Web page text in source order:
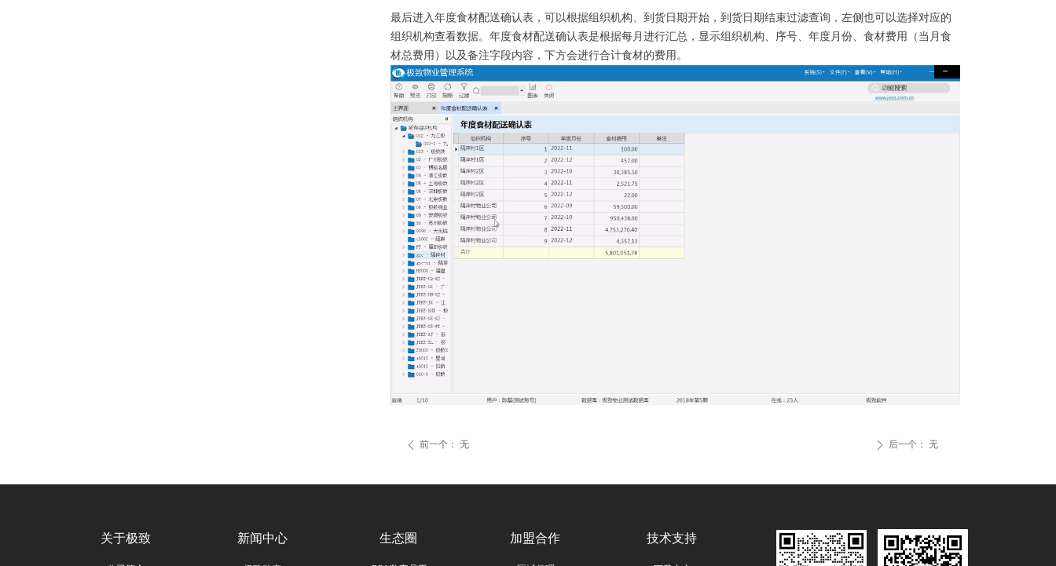
最后进入年度食材配送确认表，可以根据组织机构、到货日期开始，到货日期结束过滤查询，左侧也可以选择对应的
组织机构查看数据。年度食材配送确认表是根据每月进行汇总，显示组织机构、序号、年度月份、食材费用（当月食
材总费用）以及备注字段内容，下方会进行合计食材的费用。
ꄴ 前一个： 无 ꄲ 后一个： 无
关于极致 新闻中心 生态圈 加盟合作 技术支持